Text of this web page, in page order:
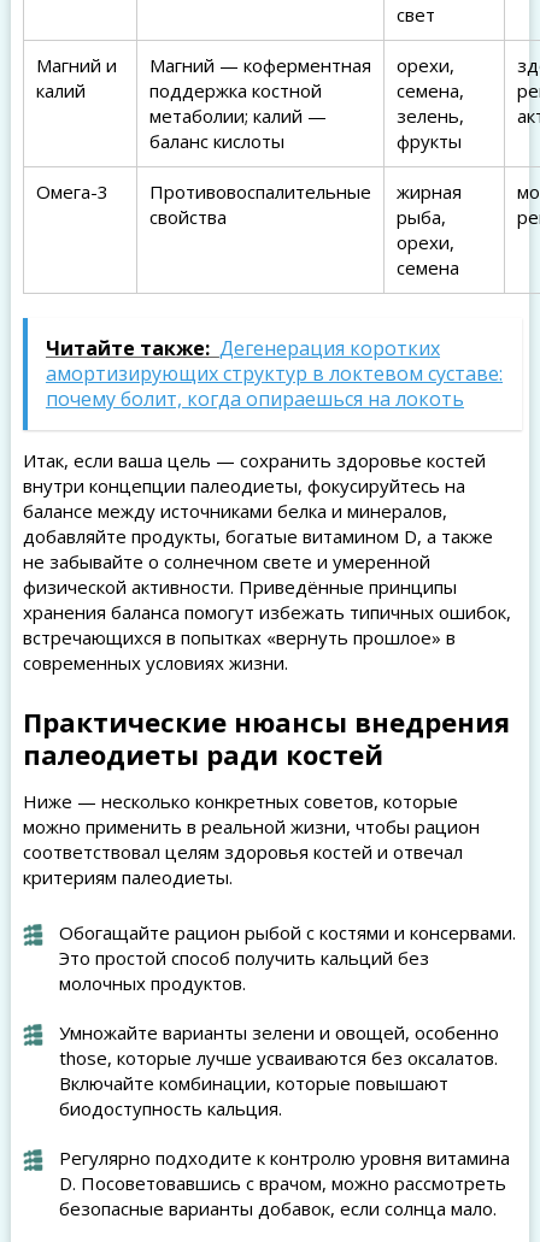
свет
Магний и
калий
Магний — коферментная
поддержка костной
метаболии; калий —
баланс кислоты
орехи,
семена,
зелень,
фрукты
Омега-3
Противовоспалительные
свойства
жирная
рыба,
орехи,
семена
Читайте также: Дегенерация коротких
амортизирующих структур в локтевом суставе:
почему болит, когда опираешься на локоть
Итак, если ваша цель — сохранить здоровье костей
внутри концепции палеодиеты, фокусируйтесь на
балансе между источниками белка и минералов,
добавляйте продукты, богатые витамином D, а также
не забывайте о солнечном свете и умеренной
физической активности. Приведённые принципы
хранения баланса помогут избежать типичных ошибок,
встречающихся в попытках «вернуть прошлое» в
современных условиях жизни.
Практические нюансы внедрения
палеодиеты ради костей
Ниже — несколько конкретных советов, которые
можно применить в реальной жизни, чтобы рацион
соответствовал целям здоровья костей и отвечал
критериям палеодиеты.
Обогащайте рацион рыбой с костями и консервами.
Это простой способ получить кальций без
молочных продуктов.
Умножайте варианты зелени и овощей, особенно
those, которые лучше усваиваются без оксалатов.
Включайте комбинации, которые повышают
биодоступность кальция.
Регулярно подходите к контролю уровня витамина
D. Посоветовавшись с врачом, можно рассмотреть
безопасные варианты добавок, если солнца мало.